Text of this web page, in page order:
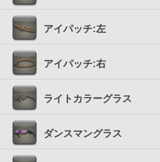
アイパッチ:左
アイパッチ:右
ライトカラーグラス
ダンスマングラス